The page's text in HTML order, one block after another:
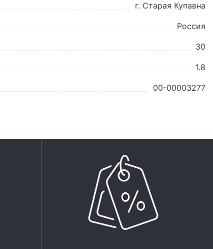
г. Старая Купавна
Россия
30
1.8
00-00003277